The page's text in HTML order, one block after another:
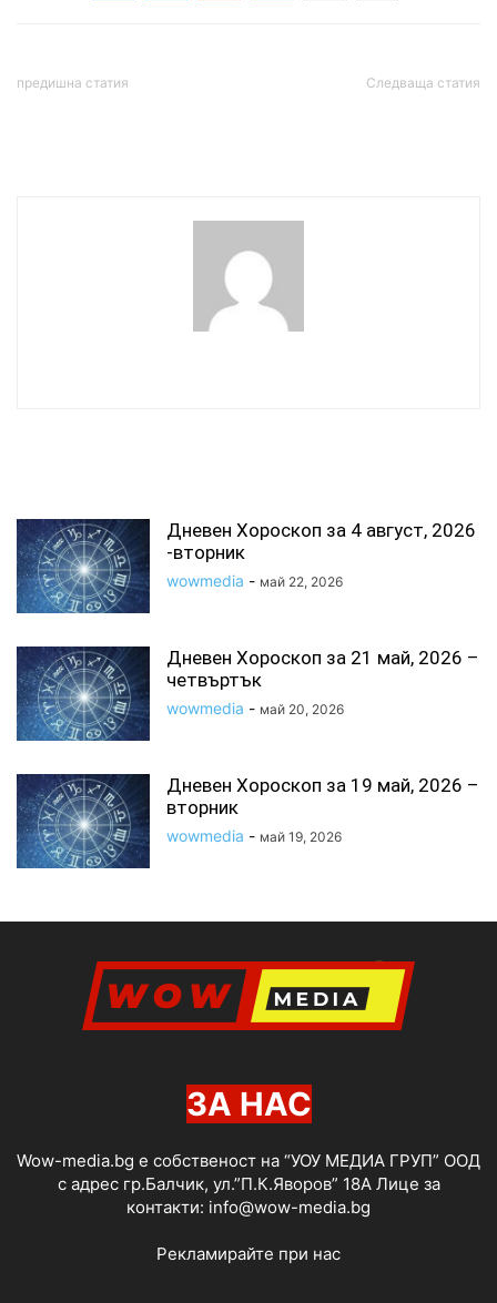
предишна статия Следваща статия
Дневен Хороскоп за 4 август, 2026
-вторник
wowmedia - май 22, 2026
Дневен Хороскоп за 21 май, 2026 –
четвъртък
wowmedia - май 20, 2026
Дневен Хороскоп за 19 май, 2026 –
вторник
wowmedia - май 19, 2026
ЗА НАС
Wow-media.bg е собственост на “УОУ МЕДИА ГРУП” ООД
с адрес гр.Балчик, ул.”П.К.Яворов” 18А Лице за
контакти: info@wow-media.bg
Рекламирайте при нас